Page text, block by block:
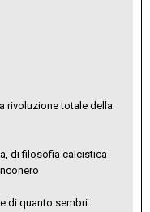
rivoluzione totale della
di filosofia calcistica
di quanto sembri.